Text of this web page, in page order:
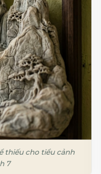
thiếu cho tiểu cảnh
7